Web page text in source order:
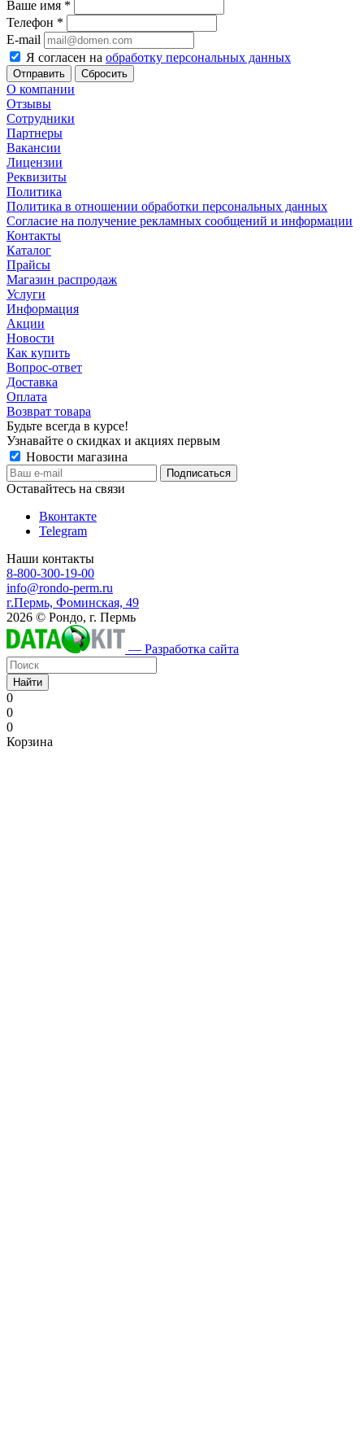
Ваше имя *
Телефон *
E-mail
Я согласен на обработку персональных данных
Сбросить
О компании
Отзывы
Сотрудники
Партнеры
Вакансии
Лицензии
Реквизиты
Политика
Политика в отношении обработки персональных данных
Согласие на получение рекламных сообщений и информации
Контакты
Каталог
Прайсы
Магазин распродаж
Услуги
Информация
Акции
Новости
Как купить
Вопрос-ответ
Доставка
Оплата
Возврат товара
Будьте всегда в курсе!
Узнавайте о скидках и акциях первым
Новости магазина
Оставайтесь на связи
Вконтакте
Telegram
Наши контакты
8-800-300-19-00
info@rondo-perm.ru
г.Пермь, Фоминская, 49
2026 © Рондо, г. Пермь
— Разработка сайта
Найти
0
0
0
Корзина